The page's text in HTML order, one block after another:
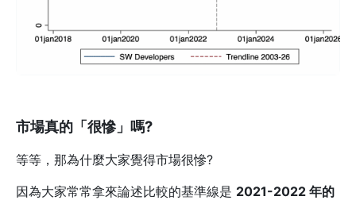
市場真的「很慘」嗎?
等等，那為什麼大家覺得市場很慘?
因為大家常常拿來論述比較的基準線是 2021-2022 年的